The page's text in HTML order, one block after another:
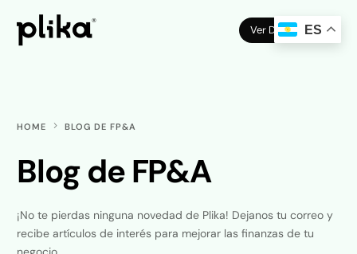
Ver Demo
HOME BLOG DE FP&A
Blog de FP&A
¡No te pierdas ninguna novedad de Plika! Dejanos tu correo y
recibe artículos de interés para mejorar las finanzas de tu
ES